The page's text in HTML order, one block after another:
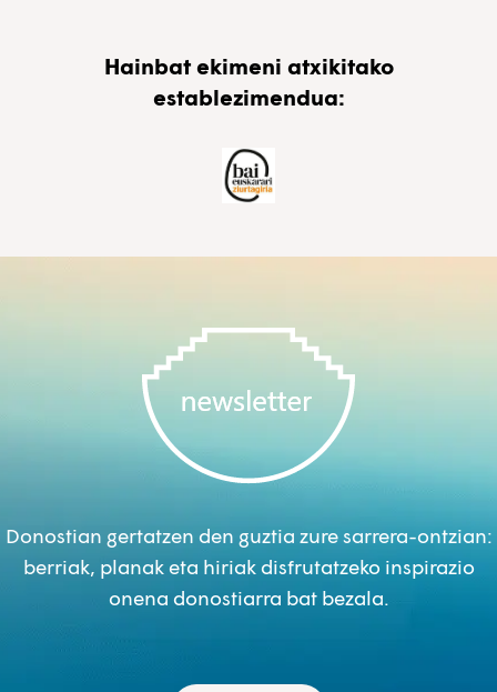
Hainbat ekimeni atxikitako
establezimendua:
Donostian gertatzen den guztia zure sarrera-ontzian:
berriak, planak eta hiriak disfrutatzeko inspirazio
onena donostiarra bat bezala.